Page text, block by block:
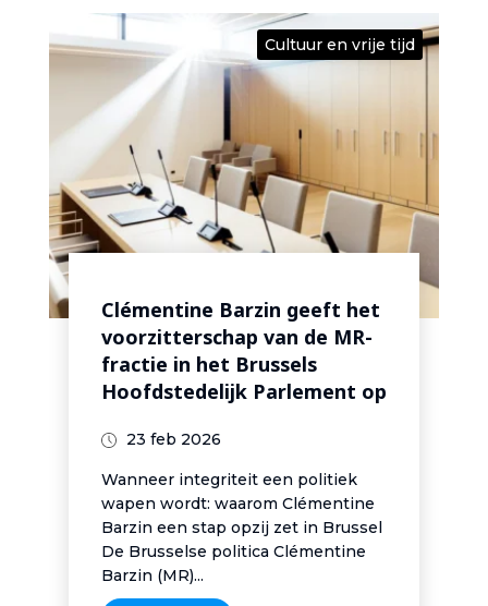
Cultuur en vrije tijd
Clémentine Barzin geeft het
voorzitterschap van de MR-
fractie in het Brussels
Hoofdstedelijk Parlement op
23 feb 2026
Wanneer integriteit een politiek
wapen wordt: waarom Clémentine
Barzin een stap opzij zet in Brussel
De Brusselse politica Clémentine
Barzin (MR)...